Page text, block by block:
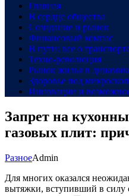
Главная
В сердце общества
Созидание и рынок
Финансовый компас
В пути: все о
Техно-революция
Рынок жилья в
Здоровье под
Инновации и
Запрет на
газовых плит:
РазноеAdmin
Для многих оказался
вытяжки, вступивший в силу